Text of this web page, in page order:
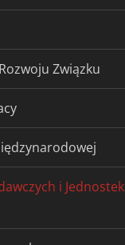
Związku
i Jednostek